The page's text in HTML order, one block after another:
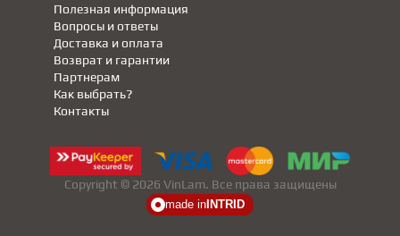
Полезная информация
Партнерам
Вопросы и ответы
Доставка и оплата
Возврат и гарантии
Как выбрать?
Контакты
Copyright © 2026 VinLam. Все права защищены
made in INTRID